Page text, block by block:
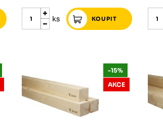
ks
-15%
AKCE